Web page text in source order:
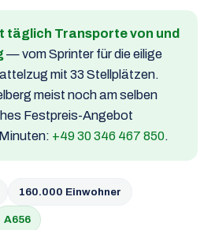
Transporte von und
— vom Sprinter für die eilige
mit 33 Stellplätzen.
meist noch am selben
Festpreis-Angebot
+49 30 346 467 850.
160.000 Einwohner
A656